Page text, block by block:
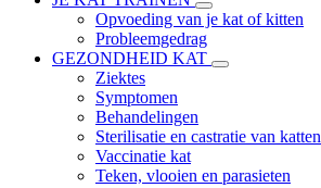
Opvoeding van je kat of kitten
Probleemgedrag
GEZONDHEID KAT
Ziektes
Symptomen
Behandelingen
Sterilisatie en castratie van katten
Vaccinatie kat
Teken, vlooien en parasieten